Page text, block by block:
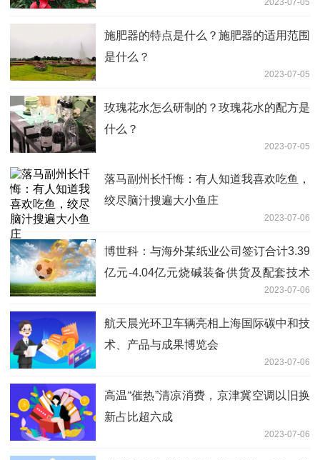
施肥器的特点是什么？施肥器的适用范围
是什么？
2023-07-05
玫瑰花水怎么研制的？玫瑰花水的配方是
什么？
2023-07-05
落马副州长忏悔：有人知道我喜欢吃鱼，
绞尽脑汁搜遍大小鱼庄
2023-07-06
博世科：与海外某纸业公司签订合计3.39
亿元-4.04亿元烧碱装备供货及配套技术
2023-07-06
航天晨光环卫车辆亮相上海国际碳中和技
术、产品与成果博览会
2023-07-06
高温“催热”清凉消费，京津冀空调以旧换
新占比超六成
2023-07-06